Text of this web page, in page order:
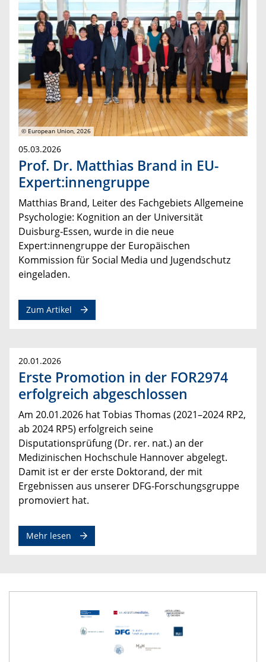
© European Union, 2026
05.03.2026
Prof. Dr. Matthias Brand in EU-
Expert:innengruppe
Matthias Brand, Leiter des Fachgebiets Allgemeine
Psychologie: Kognition an der Universität
Duisburg‑Essen, wurde in die neue
Expert:innengruppe der Europäischen
Kommission für Social Media und Jugendschutz
eingeladen.
Zum Artikel
20.01.2026
Erste Promotion in der FOR2974
erfolgreich abgeschlossen
Am 20.01.2026 hat Tobias Thomas (2021–2024 RP2,
ab 2024 RP5) erfolgreich seine
Disputationsprüfung (Dr. rer. nat.) an der
Medizinischen Hochschule Hannover abgelegt.
Damit ist er der erste Doktorand, der mit
Ergebnissen aus unserer DFG-Forschungsgruppe
promoviert hat.
Mehr lesen